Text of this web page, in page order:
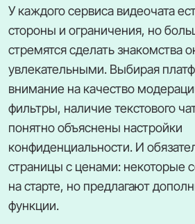
У каждого сервиса видеочата
стороны и ограничения, но
стремятся сделать знакомства
увлекательными. Выбирая
внимание на качество
фильтры, наличие текстового
понятно объяснены настройки
конфиденциальности. И
страницы с ценами: некоторые
на старте, но предлагают
функции.